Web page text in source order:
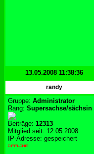
13.05.2008 11:38:36
randy
Gruppe: Administrator
Rang: Supersachse/sächsin
Beiträge: 12313
Mitglied seit: 12.05.2008
IP-Adresse: gespeichert